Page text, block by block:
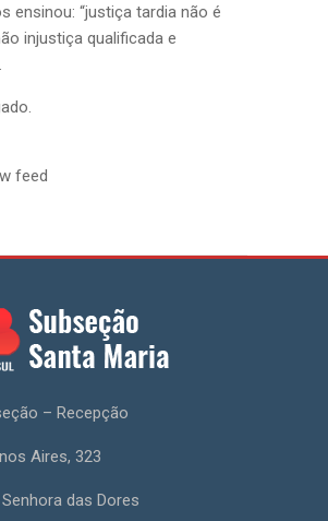
ensinou: “justiça tardia não é
injustiça qualificada e
feed
– Recepção
Aires, 323
das Dores